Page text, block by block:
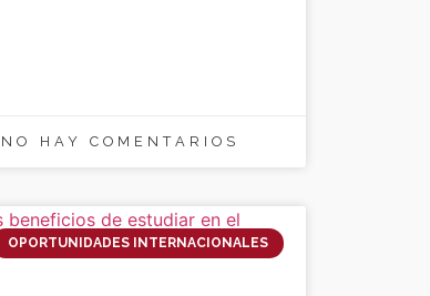
NO HAY COMENTARIOS
OPORTUNIDADES INTERNACIONALES